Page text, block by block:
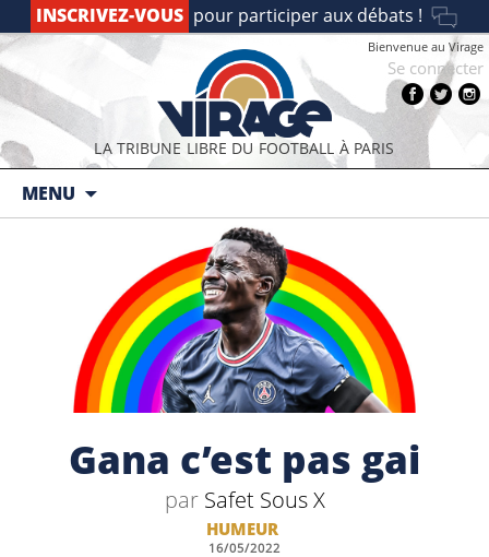
INSCRIVEZ-VOUS pour participer aux débats !
LA TRIBUNE LIBRE DU FOOTBALL À PARIS
Bienvenue au Virage
Se connecter
MENU
Aller au contenu principal
Gana c’est pas gai
par Safet Sous X
HUMEUR
16/05/2022